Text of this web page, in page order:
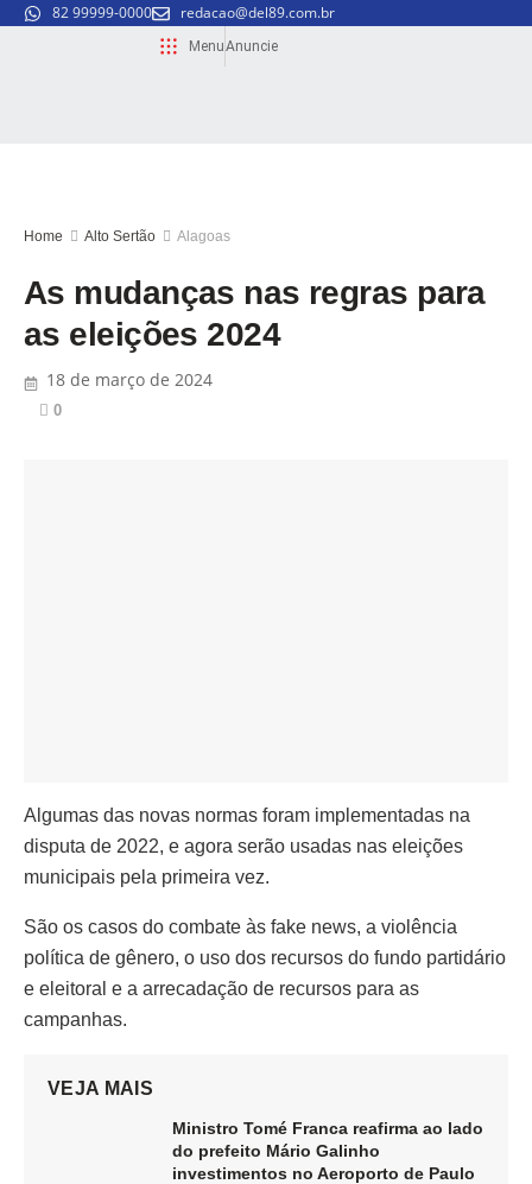
82 99999-0000 redacao@del89.com.br
MenuAnuncie
Home Alto Sertão Alagoas
As mudanças nas regras para
as eleições 2024
18 de março de 2024
0
Algumas das novas normas foram implementadas na
disputa de 2022, e agora serão usadas nas eleições
municipais pela primeira vez.
São os casos do combate às fake news, a violência
política de gênero, o uso dos recursos do fundo partidário
e eleitoral e a arrecadação de recursos para as
campanhas.
VEJA MAIS
Ministro Tomé Franca reafirma ao lado
do prefeito Mário Galinho
investimentos no Aeroporto de Paulo